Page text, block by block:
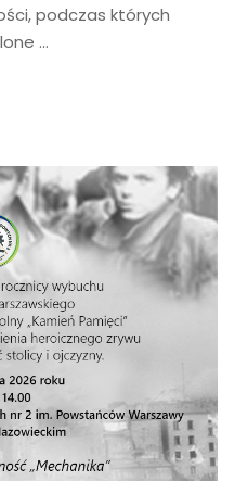
podczas których
…